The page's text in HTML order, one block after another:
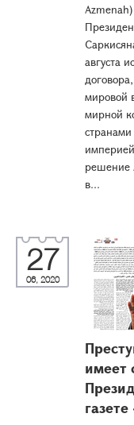
августа
мировой
мирной
решение
в...
27
06, 2020
имеет